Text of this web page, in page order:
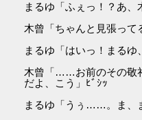
まるゆ「ふぇっ！？あ、
木曾「ちゃんと見張って
まるゆ「はいっ！まるゆ
木曾「……お前のその敬
だよ、こう」ﾋﾞｼｯ
まるゆ「うぅ……。ま、